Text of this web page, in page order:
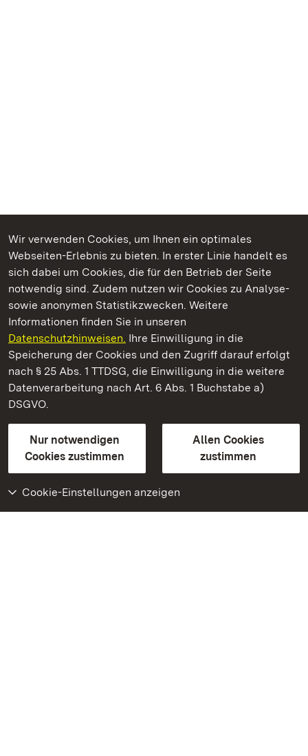
Wir verwenden Cookies, um Ihnen ein optimales
Webseiten-Erlebnis zu bieten. In erster Linie handelt es
sich dabei um Cookies, die für den Betrieb der Seite
notwendig sind. Zudem nutzen wir Cookies zu Analyse-
sowie anonymen Statistikzwecken. Weitere
Informationen finden Sie in unseren
Datenschutzhinweisen. Ihre Einwilligung in die
Speicherung der Cookies und den Zugriff darauf erfolgt
nach § 25 Abs. 1 TTDSG, die Einwilligung in die weitere
Datenverarbeitung nach Art. 6 Abs. 1 Buchstabe a)
DSGVO.
Nur notwendigen
Cookies zustimmen
Allen Cookies
zustimmen
Cookie-Einstellungen anzeigen
Kommen. Staunen. Genießen.
Schloss Favorite Rastatt
Staatliche Schlösser und Gärten Baden-Württemberg
Kontakt
GebärdenspracheLeichte Sprache
Erklärung zur Barrierefreiheit
BITV-konform (geprüfte Seiten)
Weiteres